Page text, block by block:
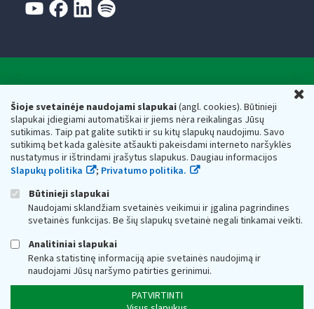
Šioje svetainėje naudojami slapukai(angl. cookies). Būtinieji
slapukai įdiegiami automatiškai ir jiems nėra reikalingas Jūsų
sutikimas. Taip pat galite sutikti ir su kitų slapukų naudojimu. Savo
sutikimą bet kada galėsite atšaukti pakeisdami interneto naršyklės
nustatymus ir ištrindami įrašytus slapukus. Daugiau informacijos
Slapukų politika
; Privatumo politika.
Būtinieji slapukai
Naudojami sklandžiam svetainės veikimui ir įgalina pagrindines
svetainės funkcijas. Be šių slapukų svetainė negali tinkamai veikti.
Analitiniai slapukai
Renka statistinę informaciją apie svetainės naudojimą ir
naudojami Jūsų naršymo patirties gerinimui.
PATVIRTINTI
Respublikos finansų ministerijos
Biudžetinė įstaiga. Juridinio asmens kodas — 188659752,
adresas: Vasario 16-osios g. 14, 01107 Vilnius, Lietuva, el.paštas:
vmi@vmi.lt, E. pristatymo dėžutės adresas 188659752
Duomenys apie Valstybinę mokesčių inspekciją prie Lietuvos
Respublikos finansų ministerijos kaupiami ir saugomi Juridinių